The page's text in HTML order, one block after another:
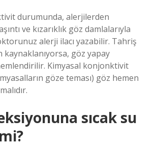
durumunda, alerjilerden
ve kızarıklık göz damlalarıyla
alerji ilacı yazabilir. Tahriş
göz yapay
Kimyasal konjonktivit
göze teması) göz hemen
sıcak su